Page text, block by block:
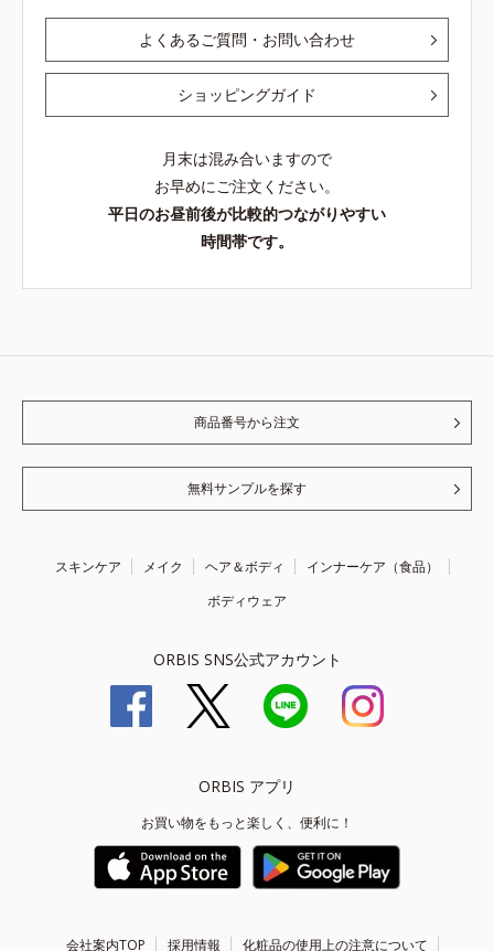
よくあるご質問・お問い合わせ
ショッピングガイド
月末は混み合いますので
お早めにご注文ください。
平日のお昼前後が比較的つながりやすい
時間帯です。
商品番号から注文
無料サンプルを探す
スキンケア メイク ヘア＆ボディ
インナーケア（食品）
ボディウェア
ORBIS SNS公式アカウント
ORBIS アプリ
お買い物をもっと楽しく、便利に！
会社案内TOP 採用情報 化粧品の使用上の注意について